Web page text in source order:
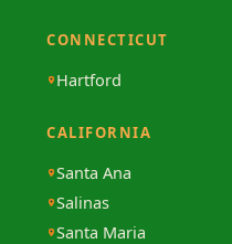
CONNECTICUT
Hartford
CALIFORNIA
Santa Ana
Salinas
Santa Maria